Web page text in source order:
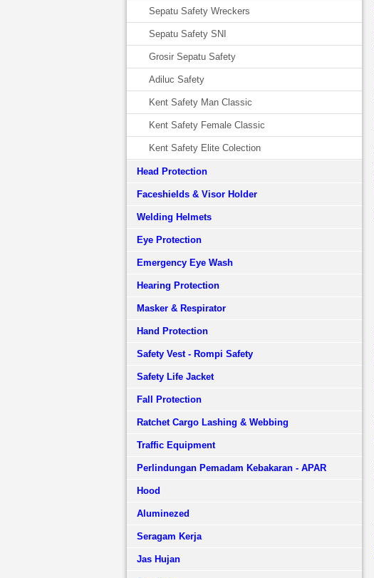
Sepatu Safety Wreckers
Sepatu Safety SNI
Grosir Sepatu Safety
Adiluc Safety
Kent Safety Man Classic
Kent Safety Female Classic
Kent Safety Elite Colection
Head Protection
Faceshields & Visor Holder
Welding Helmets
Eye Protection
Emergency Eye Wash
Hearing Protection
Masker & Respirator
Hand Protection
Safety Vest - Rompi Safety
Safety Life Jacket
Fall Protection
Ratchet Cargo Lashing & Webbing
Traffic Equipment
Perlindungan Pemadam Kebakaran - APAR
Hood
Aluminezed
Seragam Kerja
Jas Hujan